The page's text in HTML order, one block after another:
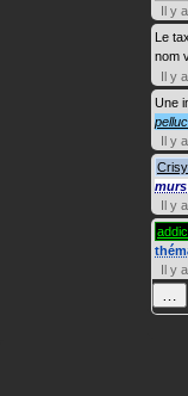
Il y
Le
nom
Il y
Une
Il y
murs
Il y
Il y